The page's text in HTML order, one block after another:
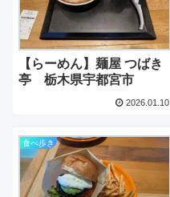
【らーめん】麺屋 つばき
亭 栃木県宇都宮市
2026.01.10
食べ歩き